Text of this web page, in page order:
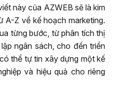
này của AZWEB sẽ là kim
A-Z về kế hoạch marketing.
từng bước, từ phân tích thị
ngân sách, cho đến triển
thể tự tin xây dựng một kế
và hiệu quả cho riêng